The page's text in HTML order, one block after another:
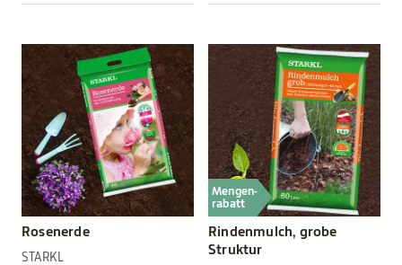
Rosenerde
STARKL
Mengen-
rabatt
Rindenmulch, grobe
Struktur